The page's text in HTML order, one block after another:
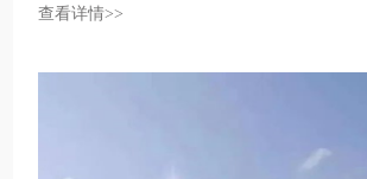
查看详情>>